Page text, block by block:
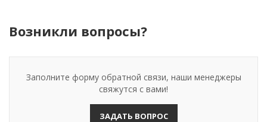
Возникли вопросы?
Заполните форму обратной связи, наши менеджеры
свяжутся с вами!
ЗАДАТЬ ВОПРОС